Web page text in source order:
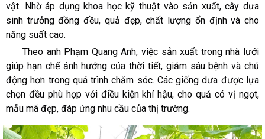
vật. Nhờ áp dụng khoa học kỹ thuật vào sản xuất, cây dưa
sinh trưởng đồng đều, quả đẹp, chất lượng ổn định và cho
năng suất cao.
Theo anh Phạm Quang Anh, việc sản xuất trong nhà lưới
giúp hạn chế ảnh hưởng của thời tiết, giảm sâu bệnh và chủ
động hơn trong quá trình chăm sóc. Các giống dưa được lựa
chọn đều phù hợp với điều kiện khí hậu, cho quả có vị ngọt,
mẫu mã đẹp, đáp ứng nhu cầu của thị trường.